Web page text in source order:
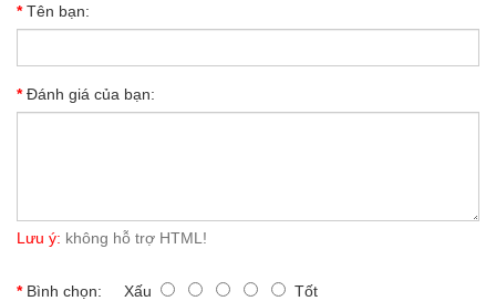
Tên bạn:
Đánh giá của bạn:
Lưu ý: không hỗ trợ HTML!
Bình chọn: Xấu Tốt